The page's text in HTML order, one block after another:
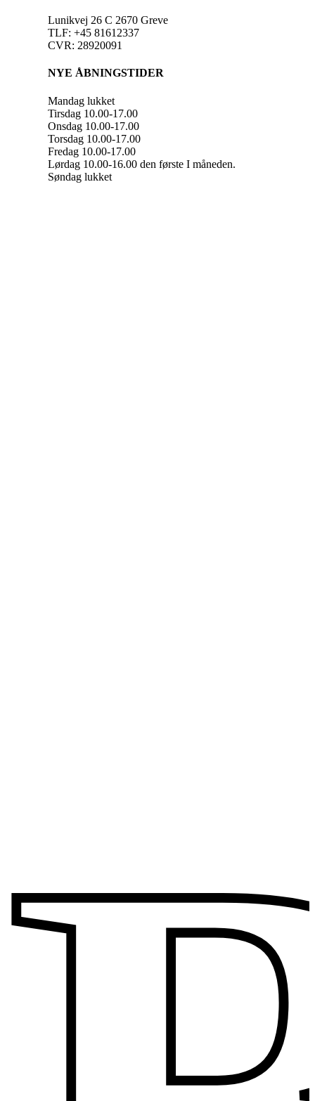
Lunikvej 26 C 2670 Greve
TLF: +45 81612337
CVR: 28920091
NYE ÅBNINGSTIDER
Mandag lukket
Tirsdag 10.00-17.00
Onsdag 10.00-17.00
Torsdag 10.00-17.00
Fredag 10.00-17.00
Lørdag 10.00-16.00 den første I måneden.
Søndag lukket